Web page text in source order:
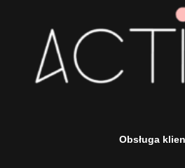
Obsługa